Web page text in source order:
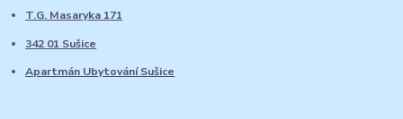
T.G. Masaryka 171
342 01 Sušice
Apartmán Ubytování Sušice